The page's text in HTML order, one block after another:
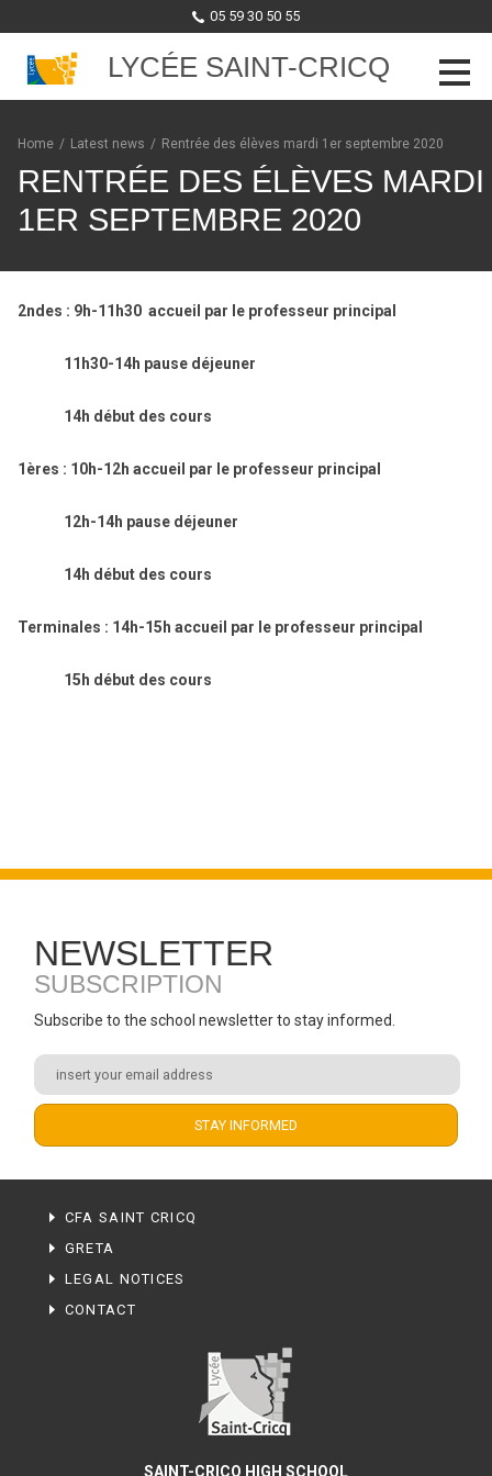
05 59 30 50 55
LYCÉE SAINT-CRICQ
Skip to content
Home / Latest news / Rentrée des élèves mardi 1er septembre 2020
RENTRÉE DES ÉLÈVES MARDI
1ER SEPTEMBRE 2020
2ndes : 9h-11h30 accueil par le professeur principal
11h30-14h pause déjeuner
14h début des cours
1ères : 10h-12h accueil par le professeur principal
12h-14h pause déjeuner
14h début des cours
Terminales : 14h-15h accueil par le professeur principal
15h début des cours
NEWSLETTER
SUBSCRIPTION
Subscribe to the school newsletter to stay informed.
CFA SAINT CRICQ
GRETA
LEGAL NOTICES
CONTACT
SAINT-CRICQ HIGH SCHOOL